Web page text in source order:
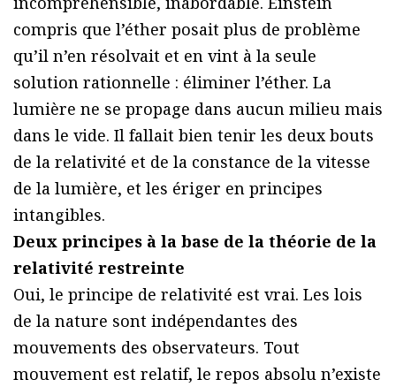
compris que l’éther posait plus de problème
qu’il n’en résolvait et en vint à la seule
solution rationnelle : éliminer l’éther. La
lumière ne se propage dans aucun milieu mais
dans le vide. Il fallait bien tenir les deux bouts
de la relativité et de la constance de la vitesse
de la lumière, et les ériger en principes
intangibles.
Deux principes à la base de la théorie de la
relativité restreinte
Oui, le principe de relativité est vrai. Les lois
de la nature sont indépendantes des
mouvements des observateurs. Tout
mouvement est relatif, le repos absolu n’existe